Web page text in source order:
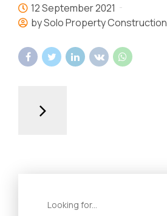
12 September 2021
by Solo Property Construction